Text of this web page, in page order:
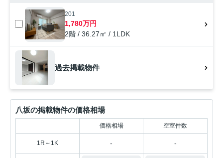
201
1,780万円
2階 / 36.27㎡ / 1LDK
過去掲載物件
八坂の掲載物件の価格相場
価格相場 空室件数
1R～1K - -